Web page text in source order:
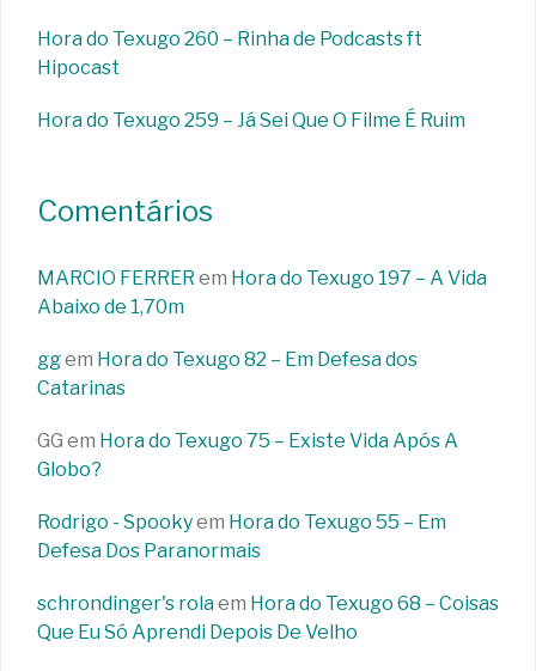
Hora do Texugo 260 – Rinha de Podcasts ft
Hipocast
Hora do Texugo 259 – Já Sei Que O Filme É Ruim
Comentários
MARCIO FERRER em Hora do Texugo 197 – A Vida
Abaixo de 1,70m
ggem Hora do Texugo 82 – Em Defesa dos
Catarinas
GG em Hora do Texugo 75 – Existe Vida Após A
Globo?
Rodrigo - Spookyem Hora do Texugo 55 – Em
Defesa Dos Paranormais
schrondinger's rolaem Hora do Texugo 68 – Coisas
Que Eu Só Aprendi Depois De Velho